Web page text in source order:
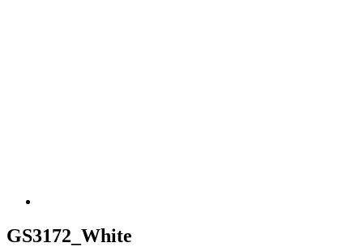
GS3172_White